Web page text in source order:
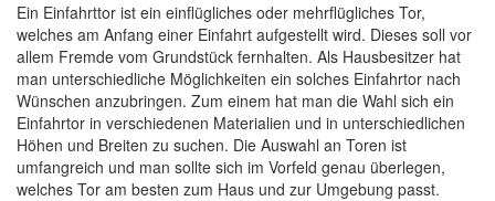
Ein Einfahrttor ist ein einflügliches oder mehrflügliches Tor,
welches am Anfang einer Einfahrt aufgestellt wird. Dieses soll vor
allem Fremde vom Grundstück fernhalten. Als Hausbesitzer hat
man unterschiedliche Möglichkeiten ein solches Einfahrtor nach
Wünschen anzubringen. Zum einem hat man die Wahl sich ein
Einfahrtor in verschiedenen Materialien und in unterschiedlichen
Höhen und Breiten zu suchen. Die Auswahl an Toren ist
umfangreich und man sollte sich im Vorfeld genau überlegen,
welches Tor am besten zum Haus und zur Umgebung passt.